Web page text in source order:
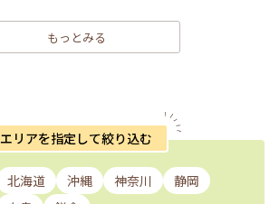
もっとみる
エリアを指定して絞り込む
北海道 沖縄 神奈川
静岡